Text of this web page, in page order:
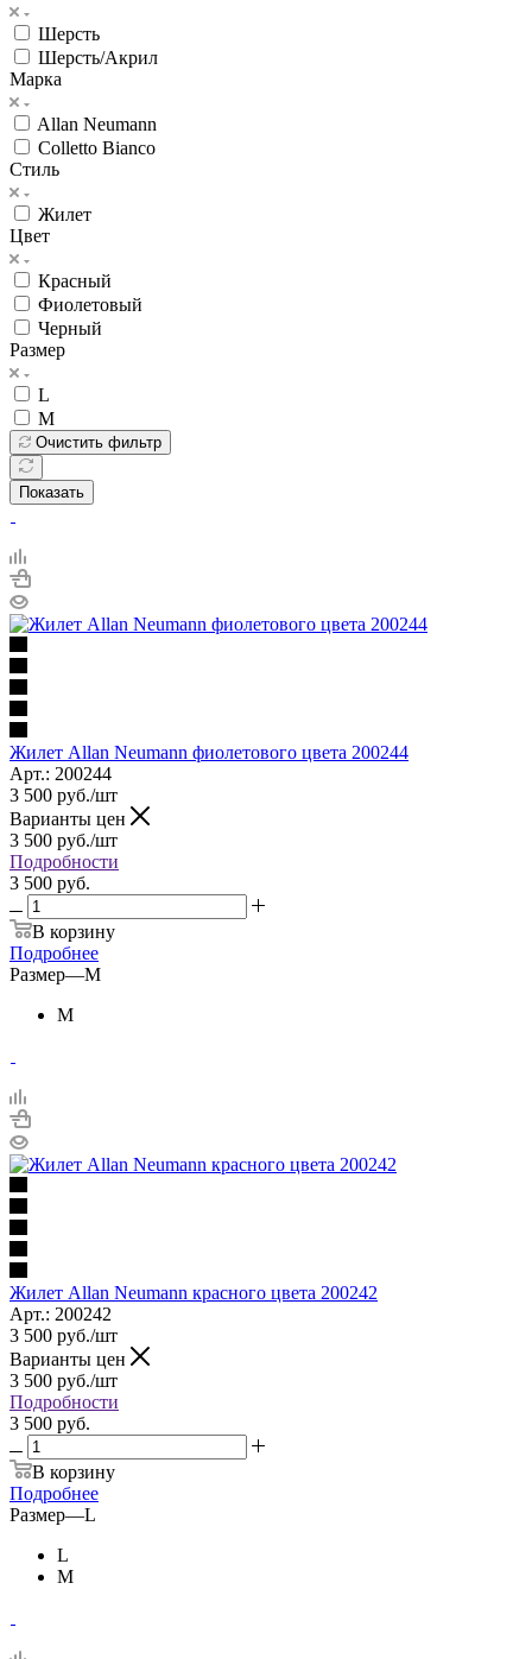
Шерсть
Шерсть/Акрил
Марка
Allan Neumann
Colletto Bianco
Стиль
Жилет
Цвет
Красный
Фиолетовый
Черный
Размер
L
M
Очистить фильтр
Показать
Жилет Allan Neumann фиолетового цвета 200244
Арт.: 200244
3 500 руб./шт
Варианты цен
3 500 руб./шт
Подробности
3 500 руб.
В корзину
Подробнее
Размер—M
M
Жилет Allan Neumann красного цвета 200242
Арт.: 200242
3 500 руб./шт
Варианты цен
3 500 руб./шт
Подробности
3 500 руб.
В корзину
Подробнее
Размер—L
L
M